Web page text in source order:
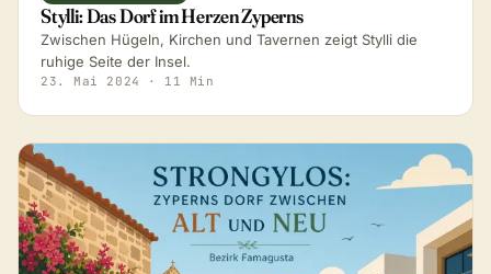
Stylli: Das Dorf im Herzen Zyperns
Zwischen Hügeln, Kirchen und Tavernen zeigt Stylli die
ruhige Seite der Insel.
23. Mai 2024 · 11 Min